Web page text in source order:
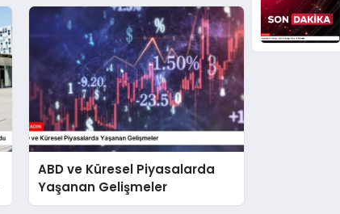
ABD ve Küresel Piyasalarda
Yaşanan Gelişmeler